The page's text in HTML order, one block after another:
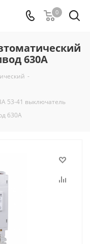
0
630А
-
53-41 выключатель
630А